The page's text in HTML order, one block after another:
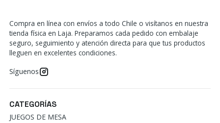
Compra en línea con envíos a todo Chile o visítanos en nuestra
tienda física en Laja. Preparamos cada pedido con embalaje
seguro, seguimiento y atención directa para que tus productos
lleguen en excelentes condiciones.
Síguenos
CATEGORÍAS
JUEGOS DE MESA